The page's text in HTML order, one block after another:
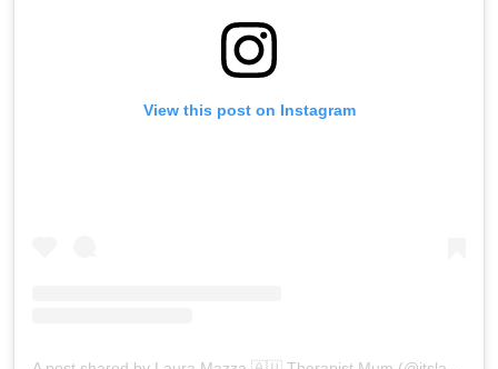
View this post on Instagram